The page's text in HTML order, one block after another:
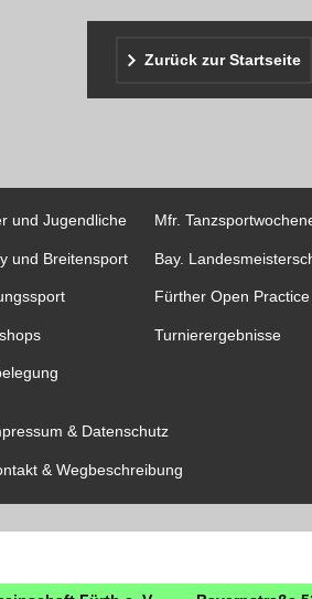
und Jugendliche
und Breitensport
Mfr.
Bay.
Fürther Open Practice
Turnierergebnisse
& Datenschutz
& Wegbeschreibung
Zurück zur Startseite